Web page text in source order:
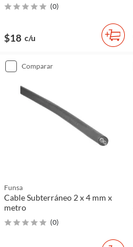
(0)
$18 c/u
comparar
Funsa
Cable Subterráneo 2 x 4 mm x
metro
(0)